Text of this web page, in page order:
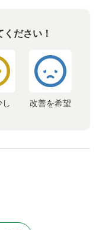
ださい！
し 改善を希望